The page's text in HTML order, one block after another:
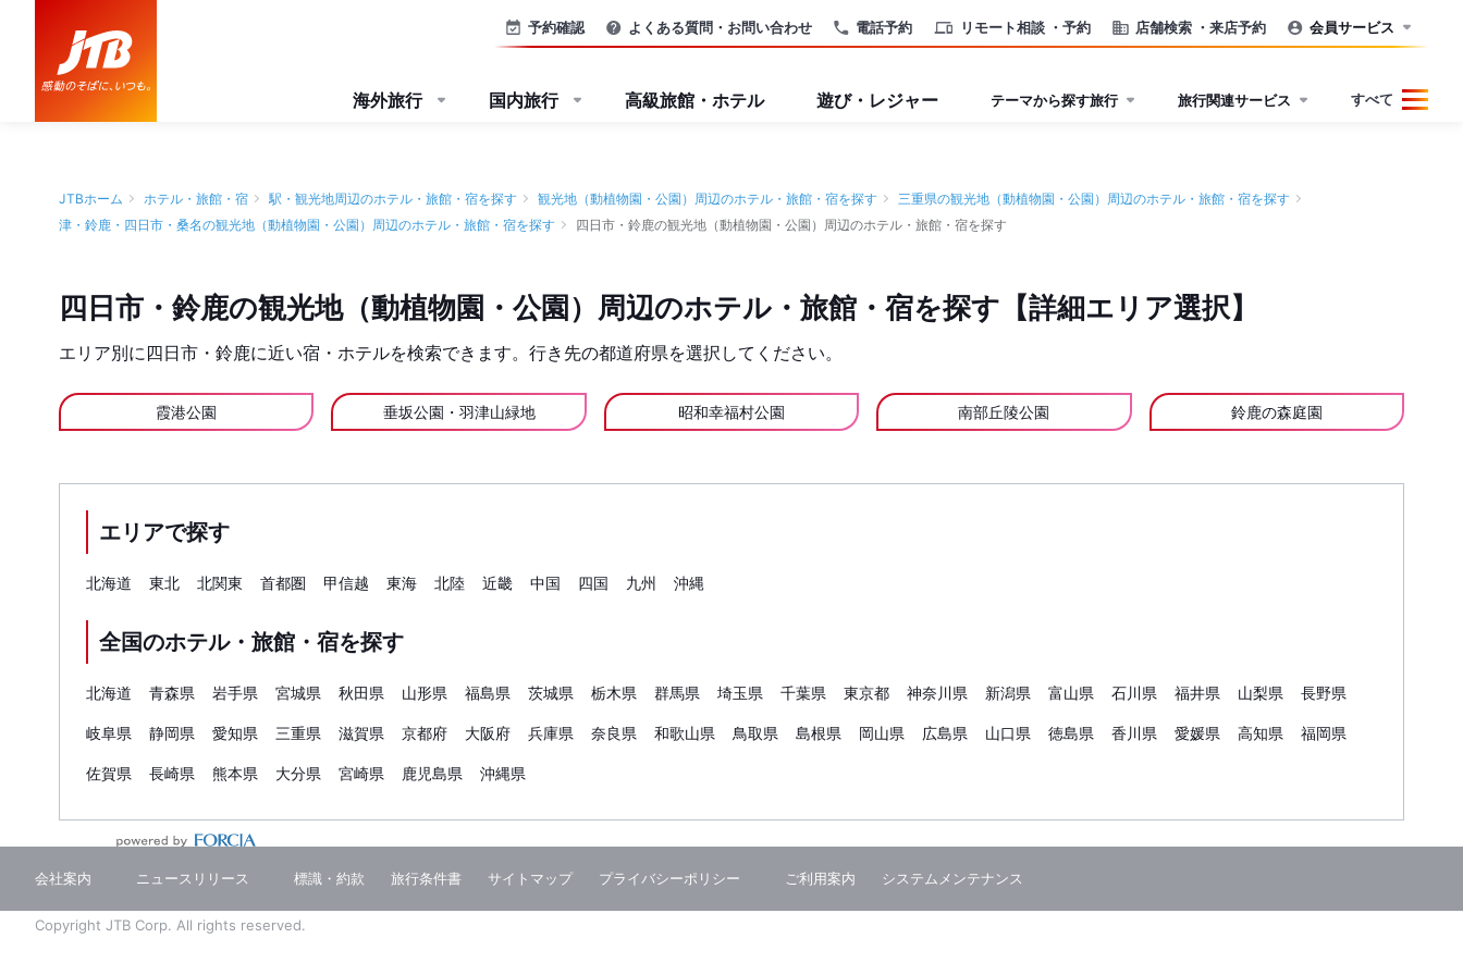
電話予約 リモート相談 ・予約 店舗検索 ・来店予約
予約確認 よくある質問・お問い合わせ 会員サービス
海外旅行 国内旅行 高級旅館・ホテル 遊び・レジャー テーマから探す旅行 旅行関連サービス すべて
JTBホーム ホテル・旅館・宿 駅・観光地周辺のホテル・旅館・宿を探す 観光地（動植物園・公園）周辺のホテル・旅館・宿を探す
三重県の観光地（動植物園・公園）周辺のホテル・旅館・宿を探す
津・鈴鹿・四日市・桑名の観光地（動植物園・公園）周辺のホテル・旅館・宿を探す
四日市・鈴鹿の観光地（動植物園・公園）周辺のホテル・旅館・宿を探す
四日市・鈴鹿の観光地（動植物園・公園）周辺のホテル・旅館・宿を探す【詳細エリア選択】
エリア別に四日市・鈴鹿に近い宿・ホテルを検索できます。行き先の都道府県を選択してください。
霞港公園 垂坂公園・羽津山緑地 昭和幸福村公園 南部丘陵公園 鈴鹿の森庭園
エリアで探す
北海道 東北 北関東 首都圏 甲信越 東海 北陸 近畿 中国 四国 九州 沖縄
全国のホテル・旅館・宿を探す
北海道 青森県 岩手県 宮城県 秋田県 山形県 福島県 茨城県 栃木県 群馬県 埼玉県 千葉県 東京都 神奈川県 新潟県 富山県 石川県 福井県 山梨県 長野県
岐阜県 静岡県 愛知県 三重県 滋賀県 京都府 大阪府 兵庫県 奈良県 和歌山県 鳥取県 島根県 岡山県 広島県 山口県 徳島県 香川県 愛媛県 高知県 福岡県
佐賀県 長崎県 熊本県 大分県 宮崎県 鹿児島県 沖縄県
会社案内 ニュースリリース 標識・約款 旅行条件書 サイトマップ プライバシーポリシー ご利用案内 システムメンテナンス
Copyright JTB Corp. All rights reserved.